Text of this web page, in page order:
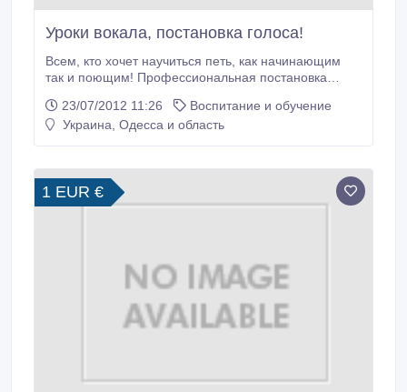
Уроки вокала, постановка голоса!
Всем, кто хочет научиться петь, как начинающим
так и поющим! Профессиональная постановка
школе, уникальная методика которой максимально
раскрывает голосовые возможности ученика и
23/07/2012 11:26
Воспитание и обучение
Украина, Одесса и область
1 EUR €